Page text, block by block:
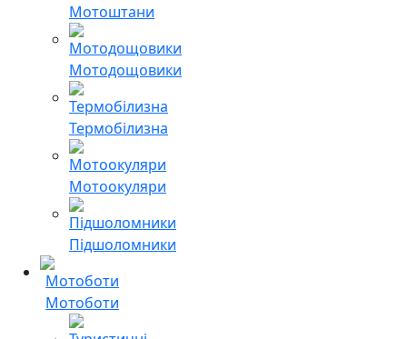
Мотоштани
Мотодощовики
Термобілизна
Мотоокуляри
Підшоломники
Мотоботи